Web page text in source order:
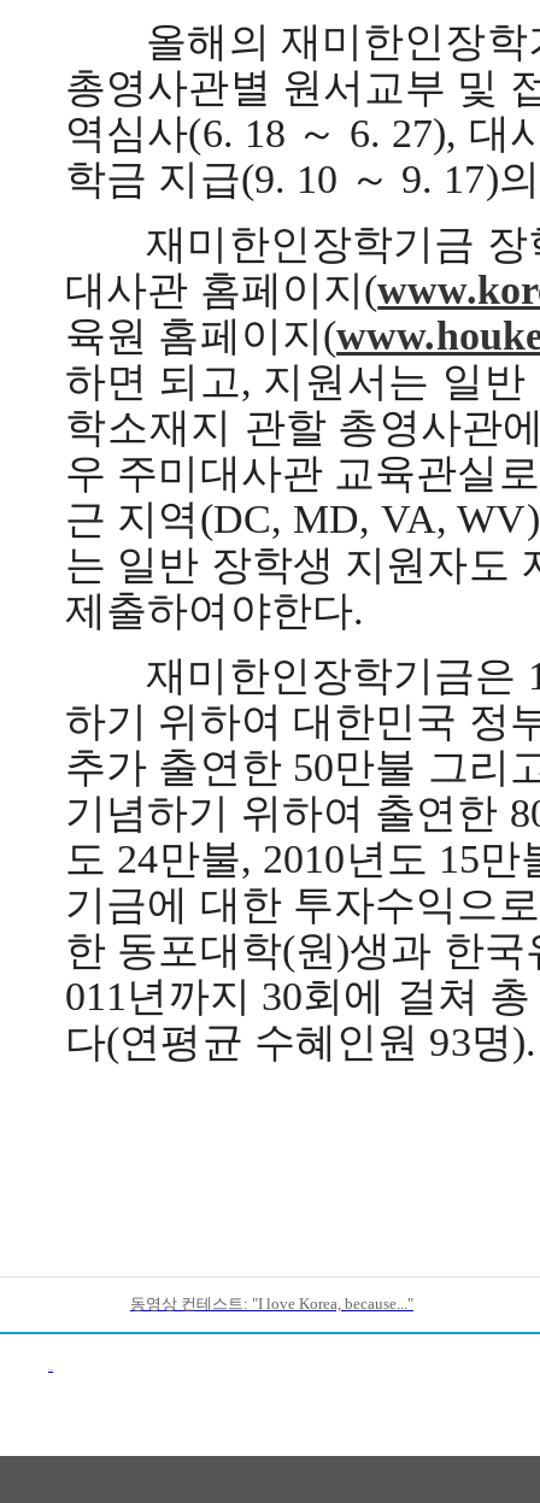
올해의 재미한인장
총영사관별 원서교부 및
역심사(6. 18 ～ 6. 27), 대
학금 지급(9. 10 ～ 9. 17)
재미한인장학기금
대사관 홈페이지 (
육원 홈페이지 (
하면 되고, 지원서는 일
학소재지 관할 총영사관
우 주미대사관 교육관실
근 지역(DC, MD, VA,
는 일반 장학생 지원자도
제출하여야한다.
재미한인장학기금은
하기 위하여 대한민국 정
추가 출연한50만불 그리
기념하기 위하여 출연한
도 24만불, 2010년도 15만
기금에 대한 투자수익으
한 동포대학(원 )생과 한국
011 년까지 30회에 걸쳐 총
다(연평균 수혜인원 93명).
동영상 컨테스트: "I love Korea, because..."